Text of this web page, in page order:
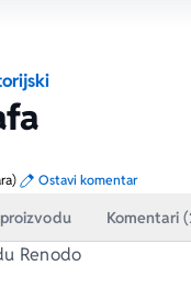
je 4.5 od 5
Ostavi komentar
Komentari
Renodo